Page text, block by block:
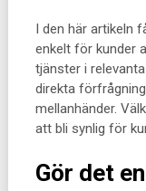
I den här artikeln
enkelt för kunder
tjänster i
direkta
mellanhänder.
att bli synlig för
Gör det